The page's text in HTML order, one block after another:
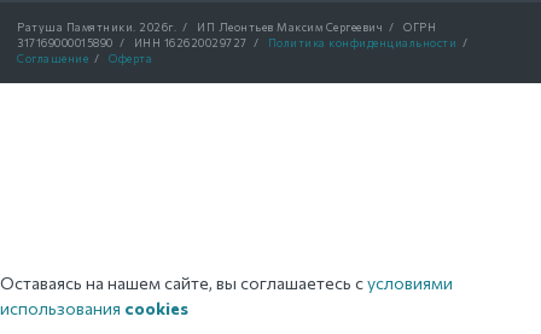
Ратуша Памятники. 2026г. / ИП Леонтьев Максим Сергеевич /
ОГРН
317169000015890 / ИНН 162620029727 / Политика конфиденциальности /
Соглашение / Оферта
Оставаясь на нашем сайте, вы соглашаетесь сусловиями
использования cookies